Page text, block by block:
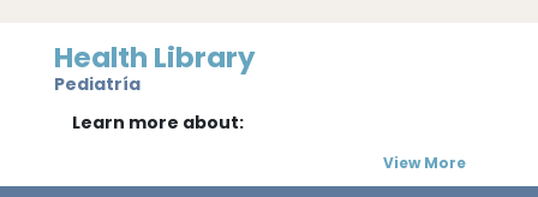
Health Library
Pediatría
Learn more about:
View More